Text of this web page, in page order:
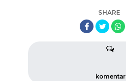
SHARE
komentar